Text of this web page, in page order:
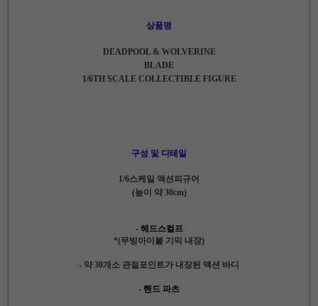
상품명
DEADPOOL & WOLVERINE
BLADE
1/6TH SCALE COLLECTIBLE FIGURE
구성 및 디테일
1/6스케일 액션피규어
(높이 약 30cm)
- 헤드스컬프
*(무빙아이볼 기믹 내장)
- 약 30개소 관절포인트가 내장된 액션 바디
- 핸드 파츠